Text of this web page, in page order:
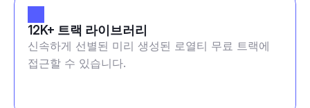
12K+ 트랙 라이브러리
신속하게 선별된 미리 생성된 로열티 무료 트랙에
접근할 수 있습니다.